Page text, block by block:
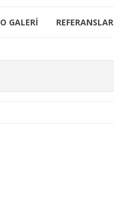
GALERİ REFERANSLAR